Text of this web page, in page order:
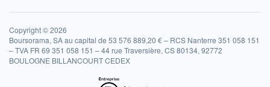
Copyright © 2026
Boursorama, SA au capital de 53 576 889,20 € – RCS Nanterre 351 058 151
– TVA FR 69 351 058 151 – 44 rue Traversière, CS 80134, 92772
BOULOGNE BILLANCOURT CEDEX